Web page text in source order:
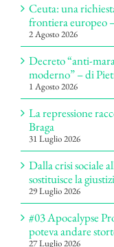
Ceuta: una
frontiera europeo
2 Agosto 2026
Decreto “anti-
moderno” – di
1 Agosto 2026
La repressione
Braga
31 Luglio 2026
Dalla crisi sociale
sostituisce la
29 Luglio 2026
#03 Apocalypse
poteva andare
27 Luglio 2026